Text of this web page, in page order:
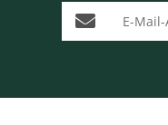
E-Mail-Adresse